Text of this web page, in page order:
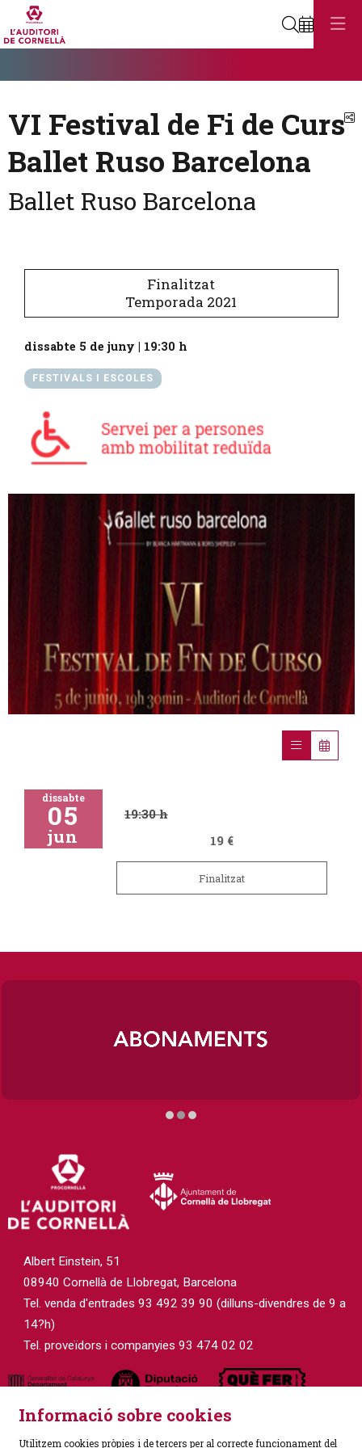
Cerca
VI Festival de Fi de Curs
Ballet Ruso Barcelona
Ballet Ruso Barcelona
Finalitzat
Temporada 2021
dissabte 5 de juny | 19:30 h
FESTIVALS I ESCOLES
dissabte
05
jun
19:30 h
19 €
Finalitzat
Albert Einstein, 51
08940 Cornellà de Llobregat, Barcelona
Tel. venda d'entrades 93 492 39 90 (dilluns-divendres de 9 a
14?h)
Tel. proveïdors i companyies 93 474 02 02
Informació sobre cookies
Utilitzem cookies pròpies i de tercers per al correcte funcionament del